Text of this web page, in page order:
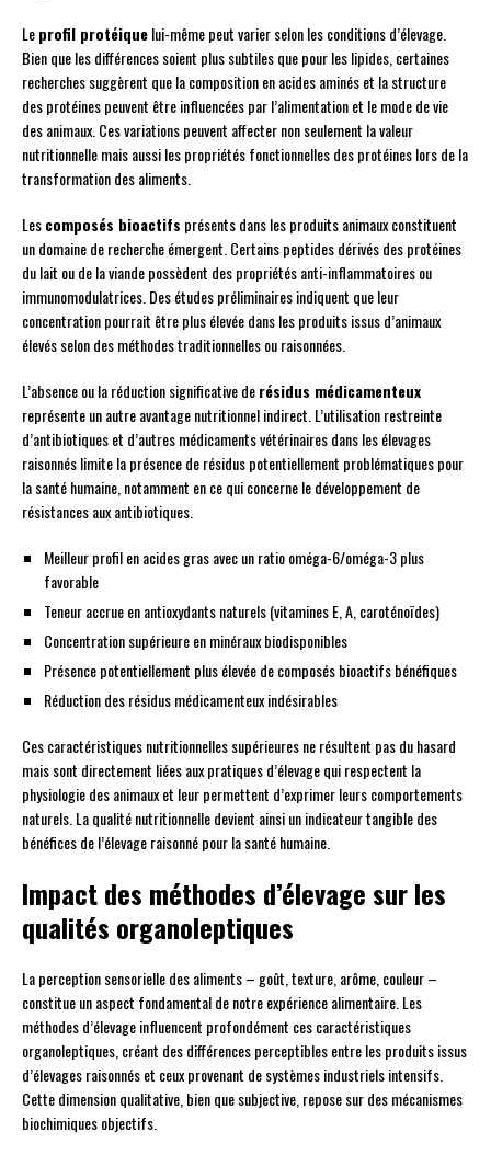
Leprofil protéiquelui-même peut varier selon les conditions d’élevage.
Bien que les différences soient plus subtiles que pour les lipides, certaines
recherches suggèrent que la composition en acides aminés et la structure
des protéines peuvent être influencées par l’alimentation et le mode de vie
des animaux. Ces variations peuvent affecter non seulement la valeur
nutritionnelle mais aussi les propriétés fonctionnelles des protéines lors de la
transformation des aliments.
Lescomposés bioactifs présents dans les produits animaux constituent
un domaine de recherche émergent. Certains peptides dérivés des protéines
du lait ou de la viande possèdent des propriétés anti-inflammatoires ou
immunomodulatrices. Des études préliminaires indiquent que leur
concentration pourrait être plus élevée dans les produits issus d’animaux
élevés selon des méthodes traditionnelles ou raisonnées.
L’absence ou la réduction significative derésidus médicamenteux
représente un autre avantage nutritionnel indirect. L’utilisation restreinte
d’antibiotiques et d’autres médicaments vétérinaires dans les élevages
raisonnés limite la présence de résidus potentiellement problématiques pour
la santé humaine, notamment en ce qui concerne le développement de
résistances aux antibiotiques.
Meilleur profil en acides gras avec un ratio oméga-6/oméga-3 plus
favorable
Teneur accrue en antioxydants naturels (vitamines E, A, caroténoïdes)
Concentration supérieure en minéraux biodisponibles
Présence potentiellement plus élevée de composés bioactifs bénéfiques
Réduction des résidus médicamenteux indésirables
Ces caractéristiques nutritionnelles supérieures ne résultent pas du hasard
mais sont directement liées aux pratiques d’élevage qui respectent la
physiologie des animaux et leur permettent d’exprimer leurs comportements
naturels. La qualité nutritionnelle devient ainsi un indicateur tangible des
bénéfices de l’élevage raisonné pour la santé humaine.
Impact des méthodes d’élevage sur les
qualités organoleptiques
La perception sensorielle des aliments – goût, texture, arôme, couleur –
constitue un aspect fondamental de notre expérience alimentaire. Les
méthodes d’élevage influencent profondément ces caractéristiques
organoleptiques, créant des différences perceptibles entre les produits issus
d’élevages raisonnés et ceux provenant de systèmes industriels intensifs.
Cette dimension qualitative, bien que subjective, repose sur des mécanismes
biochimiques objectifs.